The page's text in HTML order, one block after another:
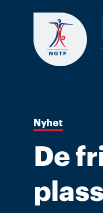
content
Nyhet
De